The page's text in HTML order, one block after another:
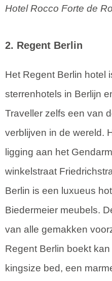
Hotel Rocco Forte de
2. Regent Berlin
Het Regent Berlin hotel
sterrenhotels in Berlijn
Traveller zelfs een van
verblijven in de wereld.
ligging aan het
winkelstraat
Berlin is een luxueus
Biedermeier meubels.
van alle gemakken
Regent Berlin boekt
kingsize bed, een